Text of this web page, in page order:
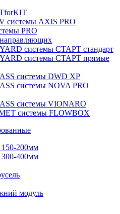
системы AXIS PRO
PRO
системы СТАРТ стандарт
системы СТАРТ прямые
системы DWD XP
системы NOVA PRO
системы VIONARO
системы FLOWBOX
200мм
400мм
модуль